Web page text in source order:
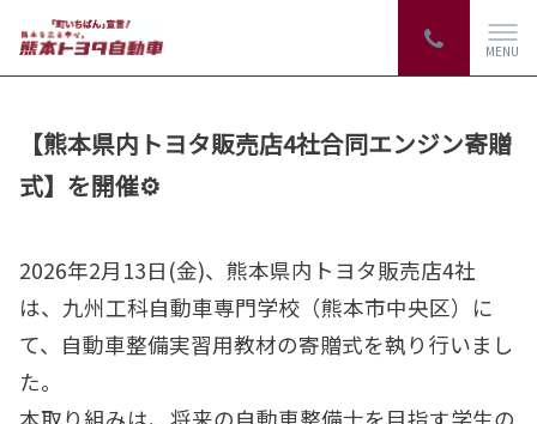
MENU
【熊本県内トヨタ販売店4社合同エンジン寄贈
式】を開催⚙
2026年2月13日(金)、熊本県内トヨタ販売店4社
は、九州工科自動車専門学校（熊本市中央区）に
て、自動車整備実習用教材の寄贈式を執り行いまし
た。